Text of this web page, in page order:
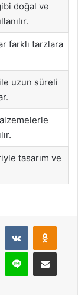
doğal ve
farklı tarzlara
uzun süreli
tasarım ve
Reddit VKontakte
Viber Line E-Posta ile